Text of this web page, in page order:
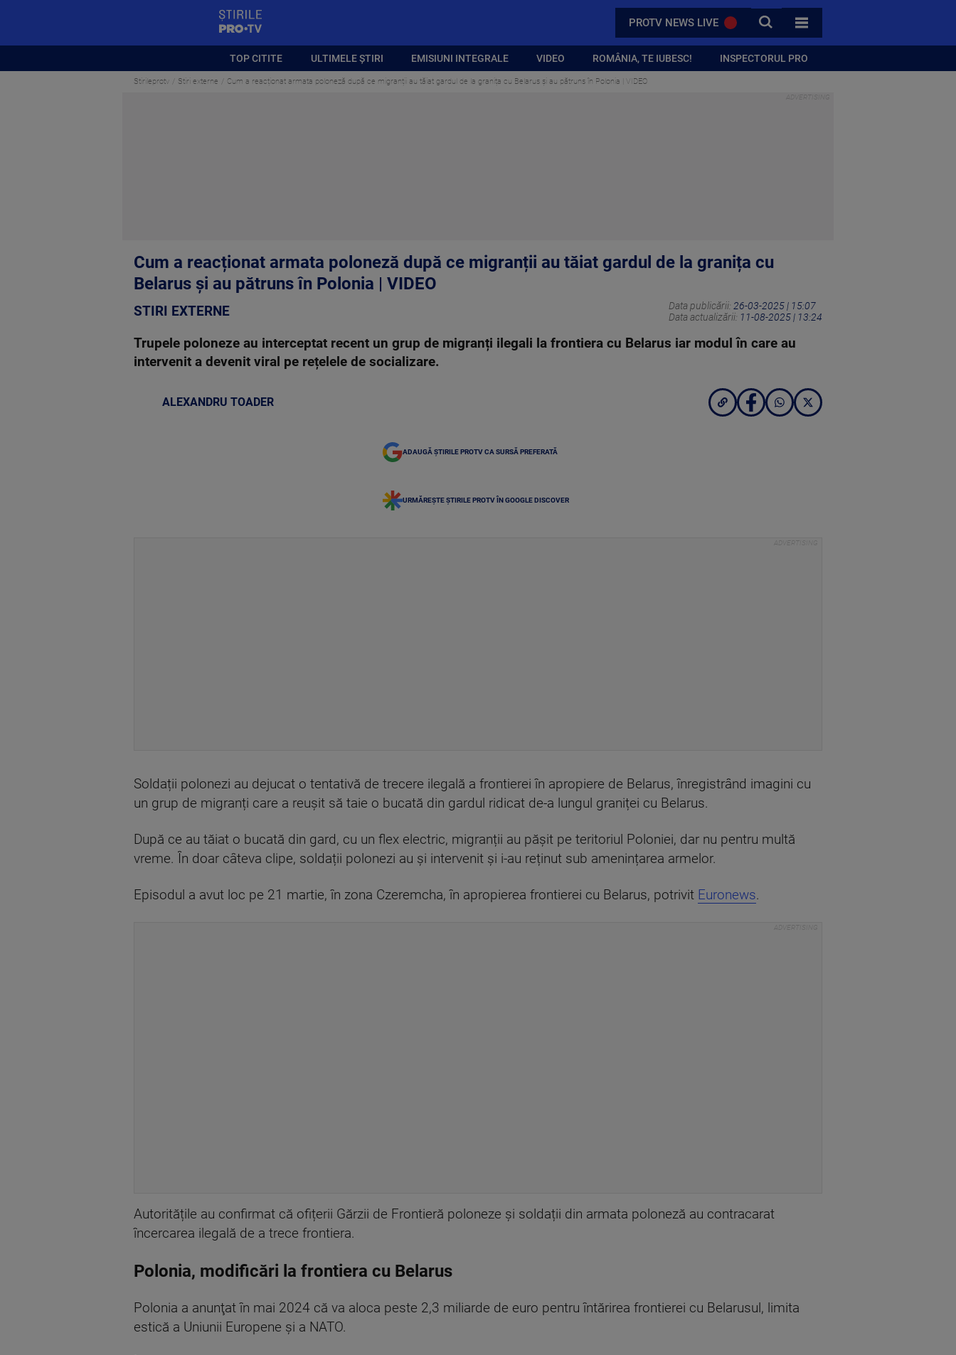
PROTV NEWS LIVE CAUTA
TOATE CATEGORIILE
TOP CITITE ULTIMELE ȘTIRI EMISIUNI INTEGRALE VIDEO ROMÂNIA, TE IUBESC! INSPECTORUL PRO
Stirileprotv Stiri externe Cum a reacționat armata poloneză după ce migranții au tăiat gardul de la granița cu Belarus și au pătruns în Polonia | VIDEO
Cum a reacționat armata poloneză după ce migranții au tăiat gardul de la granița cu
Belarus și au pătruns în Polonia | VIDEO
STIRI EXTERNE Data publicării: 26-03-2025 | 15:07
Data actualizării: 11-08-2025 | 13:24
Trupele poloneze au interceptat recent un grup de migranți ilegali la frontiera cu Belarus iar modul în care au
intervenit a devenit viral pe rețelele de socializare.
ALEXANDRU TOADER
ADAUGĂ ȘTIRILE PROTV CA SURSĂ PREFERATĂ
URMĂREȘTE ȘTIRILE PROTV ÎN GOOGLE DISCOVER
Soldații polonezi au dejucat o tentativă de trecere ilegală a frontierei în apropiere de Belarus, înregistrând imagini cu
un grup de migranți care a reușit să taie o bucată din gardul ridicat de-a lungul graniței cu Belarus.
După ce au tăiat o bucată din gard, cu un flex electric, migranții au pășit pe teritoriul Poloniei, dar nu pentru multă
vreme. În doar câteva clipe, soldații polonezi au și intervenit și i-au reținut sub amenințarea armelor.
Episodul a avut loc pe 21 martie, în zona Czeremcha, în apropierea frontierei cu Belarus, potrivit Euronews.
Autoritățile au confirmat că ofițerii Gărzii de Frontieră poloneze și soldații din armata poloneză au contracarat
încercarea ilegală de a trece frontiera.
Polonia, modificări la frontiera cu Belarus
Polonia a anunţat în mai 2024 că va aloca peste 2,3 miliarde de euro pentru întărirea frontierei cu Belarusul, limita
estică a Uniunii Europene şi a NATO.